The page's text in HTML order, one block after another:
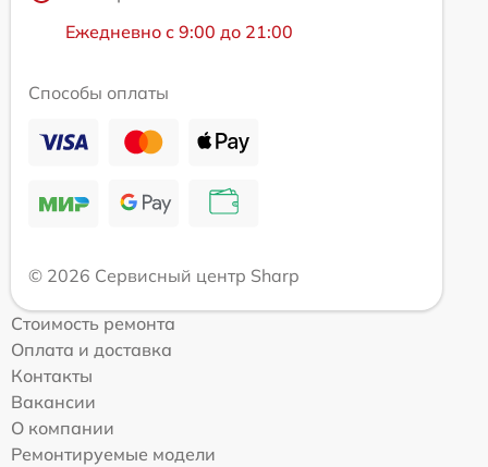
Ежедневно с 9:00 до 21:00
Способы оплаты
© 2026 Сервисный центр Sharp
Стоимость ремонта
Оплата и доставка
Контакты
Вакансии
О компании
Ремонтируемые модели